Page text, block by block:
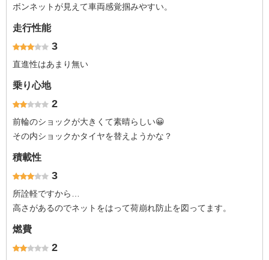
ボンネットが見えて車両感覚掴みやすい。
走行性能
3
直進性はあまり無い
乗り心地
2
前輪のショックが大きくて素晴らしい😀
その内ショックかタイヤを替えようかな？
積載性
3
所詮軽ですから…
高さがあるのでネットをはって荷崩れ防止を図ってます。
燃費
2